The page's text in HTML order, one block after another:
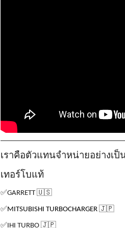
เราคือตัวแทนจำหน่ายอย่างเป็
เทอร์โบแท้
✅GARRETT🇺🇸
✅MITSUBISHI TURBOCHARGER 🇯🇵
✅IHI TURBO 🇯🇵